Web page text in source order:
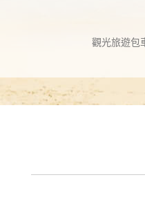
觀光旅遊包